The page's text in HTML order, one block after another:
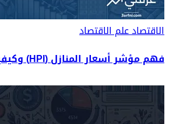
الاقتصادعلم الاقتصاد
فهم مؤشر أسعار المنازل (HPI) وكيفية استخدامه